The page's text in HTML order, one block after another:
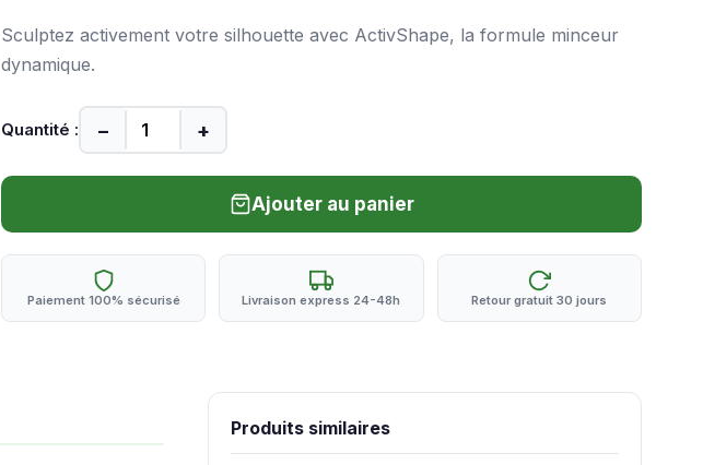
Sculptez activement votre silhouette avec ActivShape, la formule minceur
dynamique.
Quantité : − +
Ajouter au panier
Paiement 100% sécurisé Livraison express 24-48h Retour gratuit 30 jours
Produits similaires